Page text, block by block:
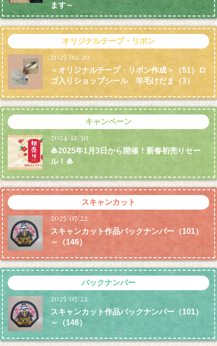
ます～
オリジナルテープ・リボン
2025/02/20
＜オリジナルテープ・リボン作成＞（51）ロ
ゴ入りショップシール 羊毛けだま （3）
キャンペーン
2024/12/30
🎍2025年1月3日から開催！新春初売りセー
ル！🎍
スキャンカット
2025/07/22
スキャンカット作品バックナンバー（101）
～（146）
バックナンバー
2025/07/22
スキャンカット作品バックナンバー（101）
～（146）